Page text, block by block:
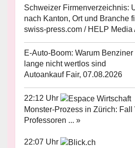
Schweizer Firmenverzeichnis:
nach Kanton, Ort und Branche
swiss-press.com / HELP Media
E-Auto-Boom: Warum
lange nicht wertlos sind
Autoankauf Fair, 07.08.2026
22:12 Uhr
Monster-Prozess in Zürich:
Professoren ... »
22:07 Uhr